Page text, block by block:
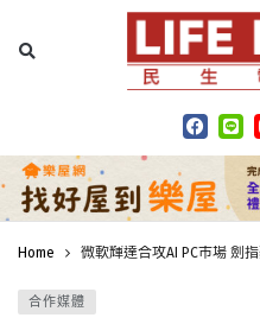
Home 微軟輝達合攻AI PC市場 劍
合作媒體